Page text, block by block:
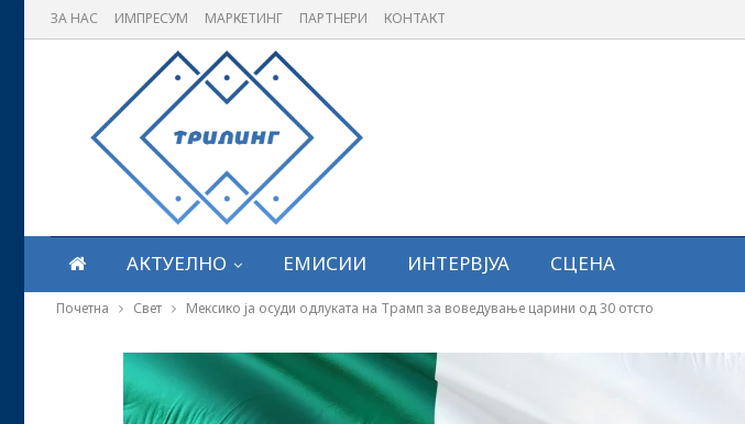
ЗА НАС ИМПРЕСУМ МАРКЕТИНГ ПАРТНЕРИ КОНТАКТ
АКТУЕЛНО ЕМИСИИ ИНТЕРВЈУА СЦЕНА
Почетна Свет Мексико ја осуди одлуката на Трамп за воведување царини од 30 отсто